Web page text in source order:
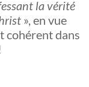
la vérité
», en vue
cohérent dans